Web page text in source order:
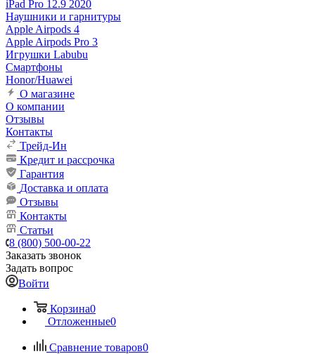
iPad Pro 12.9 2020
Наушники и гарнитуры
Apple Airpods 4
Apple Airpods Pro 3
Игрушки Labubu
Смартфоны
Honor/Huawei
О магазине
О компании
Отзывы
Контакты
Трейд-Ин
Кредит и рассрочка
Гарантия
Доставка и оплата
Отзывы
Контакты
Статьи
8 (800) 500-00-22
Заказать звонок
Задать вопрос
Войти
Корзина0
Отложенные0
Сравнение товаров0